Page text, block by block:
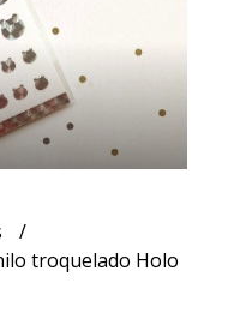
troquelado Holo